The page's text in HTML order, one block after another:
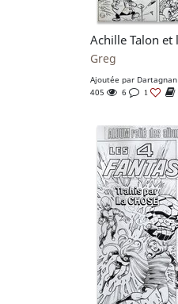
Greg
Ajoutée par Dartagnan
405
6 1